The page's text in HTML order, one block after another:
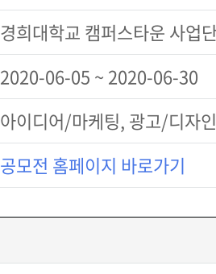
경희대학교 캠퍼스타운 사업
2020-06-05 ~ 2020-06-30
아이디어/마케팅, 광고/디자
공모전 홈페이지 바로가기